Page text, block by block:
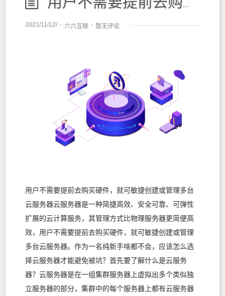
2021/11/12/ - 六六互联 - 暂无评论
用户不需要提前去购买硬件，就可敏捷创建或管理多台
云服务器云服务器是一种简捷高效、安全可靠、可弹性
扩展的云计算服务，其管理方式比物理服务器更简便高
效，用户不需要提前去购买硬件，就可敏捷创建或管理
多台云服务器。作为一名纯新手啥都不会，应该怎么选
择云服务器才能避免被坑？首先要了解什么是云服务
器？云服务器是在一组集群服务器上虚拟出多个类似独
立服务器的部分，集群中的每个服务器上都有云服务器